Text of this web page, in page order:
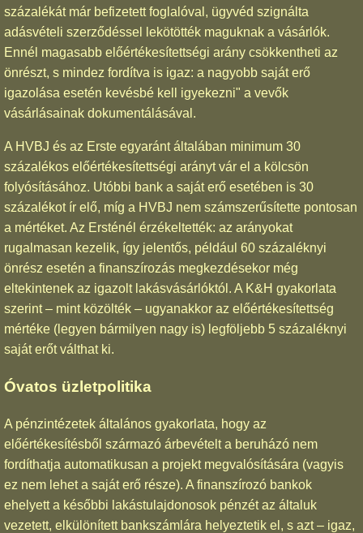
százalékát már befizetett foglalóval, ügyvéd szignálta
adásvételi szerződéssel lekötötték maguknak a vásárlók.
Ennél magasabb előértékesítettségi arány csökkentheti az
önrészt, s mindez fordítva is igaz: a nagyobb saját erő
igazolása esetén kevésbé kell igyekezni" a vevők
vásárlásainak dokumentálásával.
A HVBJ és az Erste egyaránt általában minimum 30
százalékos előértékesítettségi arányt vár el a kölcsön
folyósításához. Utóbbi bank a saját erő esetében is 30
százalékot ír elő, míg a HVBJ nem számszerűsítette pontosan
a mértéket. Az Ersténél érzékeltették: az arányokat
rugalmasan kezelik, így jelentős, például 60 százaléknyi
önrész esetén a finanszírozás megkezdésekor még
eltekintenek az igazolt lakásvásárlóktól. A K&H gyakorlata
szerint – mint közölték – ugyanakkor az előértékesítettség
mértéke (legyen bármilyen nagy is) legföljebb 5 százaléknyi
saját erőt válthat ki.
Óvatos üzletpolitika
A pénzintézetek általános gyakorlata, hogy az
előértékesítésből származó árbevételt a beruházó nem
fordíthatja automatikusan a projekt megvalósítására (vagyis
ez nem lehet a saját erő része). A finanszírozó bankok
ehelyett a későbbi lakástulajdonosok pénzét az általuk
vezetett, elkülönített bankszámlára helyeztetik el, s azt – igaz,